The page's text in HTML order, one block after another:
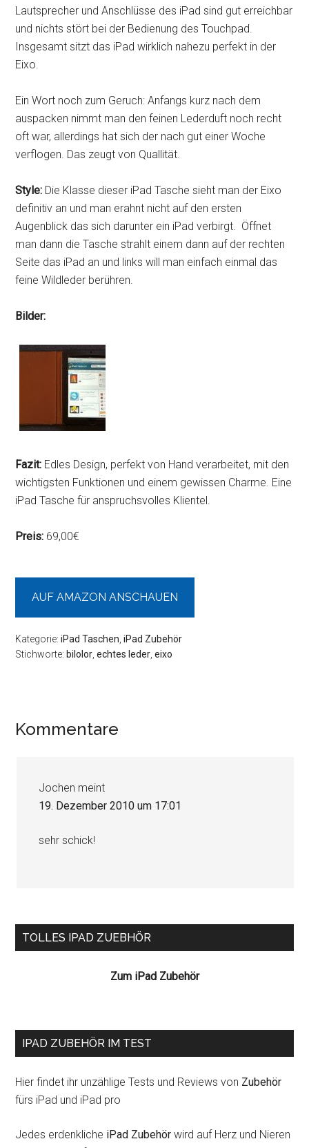
Lautsprecher und Anschlüsse des iPad sind gut erreichbar
und nichts stört bei der Bedienung des Touchpad.
Insgesamt sitzt das iPad wirklich nahezu perfekt in der
Eixo.
Ein Wort noch zum Geruch: Anfangs kurz nach dem
auspacken nimmt man den feinen Lederduft noch recht
oft war, allerdings hat sich der nach gut einer Woche
verflogen. Das zeugt von Quallität.
Style: Die Klasse dieser iPad Tasche sieht man der Eixo
definitiv an und man erahnt nicht auf den ersten
Augenblick das sich darunter ein iPad verbirgt. Öffnet
man dann die Tasche strahlt einem dann auf der rechten
Seite das iPad an und links will man einfach einmal das
feine Wildleder berühren.
Bilder:
Fazit: Edles Design, perfekt von Hand verarbeitet, mit den
wichtigsten Funktionen und einem gewissen Charme. Eine
iPad Tasche für anspruchsvolles Klientel.
Preis: 69,00€
AUF AMAZON ANSCHAUEN
Kategorie:iPad Taschen ,iPad Zubehör
Stichworte: bilolor ,echtes leder ,eixo
Leser-
Kommentare
Jochen meint
19. Dezember 2010 um 17:01
sehr schick!
Seitenspalte
TOLLES IPAD ZUEBHÖR
Zum iPad Zubehör
IPAD ZUBEHÖR IM TEST
Hier findet ihr unzählige Tests und Reviews von Zubehör
fürs iPad und iPad pro
Jedes erdenkliche iPad Zubehör wird auf Herz und Nieren